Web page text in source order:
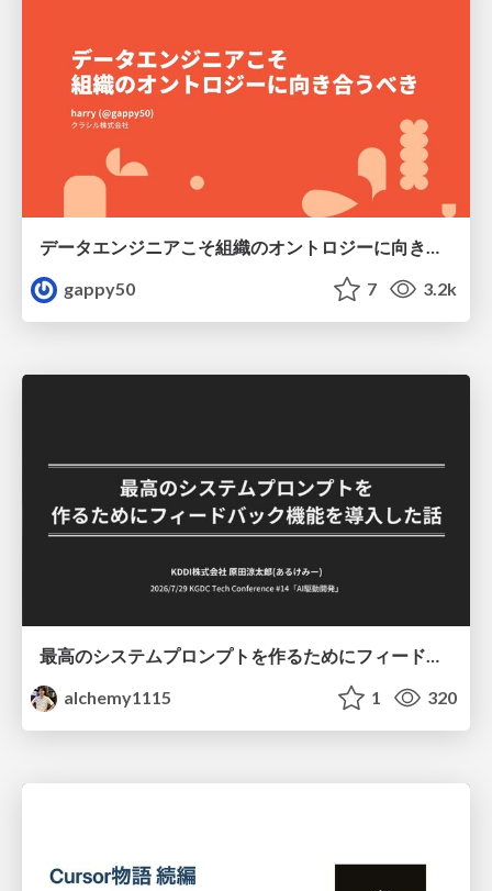
gappy50
7 3.2k
最高のシステムプロンプトを作るためにフィードバック機能を導入した話
alchemy1115
1 320